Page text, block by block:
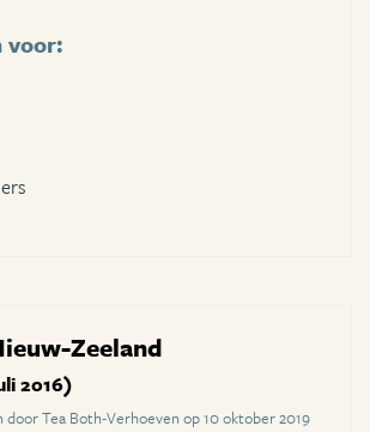
voor:
Zeeland
2016)
door Tea Both-Verhoeven op 10 oktober 2019